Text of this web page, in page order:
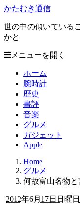
かたむき通信
世の中の傾いている
かと
メニューを開く
ホーム
腕時計
歴史
書評
音楽
グルメ
ガジェット
Apple
Home
グルメ
何故富山名物
2012年6月17日日曜日